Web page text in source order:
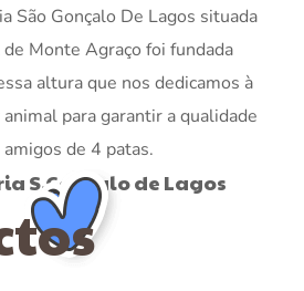
São Gonçalo De Lagos situada
Monte Agraço foi fundada
altura que nos dedicamos à
para garantir a qualidade
de 4 patas.
S.Gonçalo de Lagos